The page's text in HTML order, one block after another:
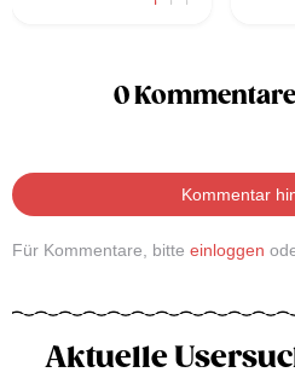
0
Kommentar
Für Kommentare, bitte einloggen
Aktuelle